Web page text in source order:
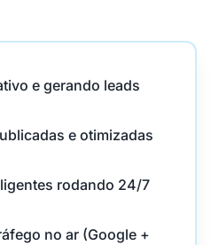
e gerando leads
e otimizadas
rodando 24/7
no ar (Google +